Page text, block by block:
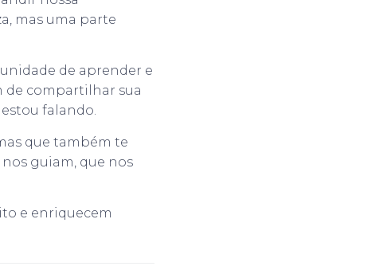
mas uma parte
de aprender e
de compartilhar sua
falando.
que também te
nos guiam, que nos
e enriquecem